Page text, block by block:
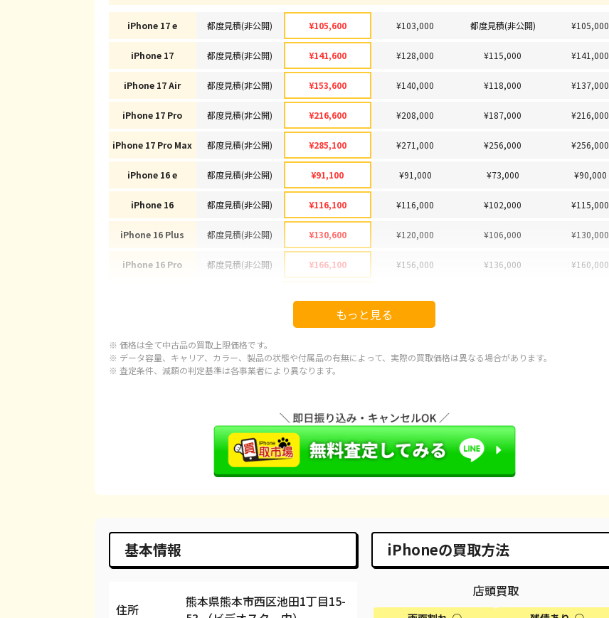
iPhone 17 e
iPhone 17
iPhone 17 Air
iPhone 17 Pro
iPhone 17 Pro Max
iPhone 16 e
iPhone 16
iPhone 16 Plus
iPhone 16 Pro
iPhone 15 Plus
iPhone 14 Pro Max
都度見積(非公開)
都度見積(非公開)
都度見積(非公開)
都度見積(非公開)
都度見積(非公開)
都度見積(非公開)
都度見積(非公開)
都度見積(非公開)
都度見積(非公開)
都度見積(非公開)
都度見積(非公開)
都度見積(非公開)
都度見積(非公開)
¥105,600
¥141,600
¥153,600
¥216,600
¥285,100
¥91,100
¥116,100
¥130,600
¥166,100
¥92,100
¥97,100
¥143,100
¥66,600
¥66,600
¥98,100
¥103,000
¥128,000
¥140,000
¥208,000
¥271,000
¥91,000
¥116,000
¥120,000
¥156,000
¥89,000
¥127,000
¥66,000
¥65,000
¥95,000
都度見積(非公開)
¥115,000
¥118,000
¥187,000
¥256,000
¥73,000
¥102,000
¥106,000
¥136,000
¥79,000
¥61,000
¥57,000
¥93,000
¥44,000
¥105,000
¥141,000
¥137,000
¥216,000
¥256,000
¥90,000
¥115,000
¥130,000
¥160,000
¥95,000
もっと見る
※ 価格は全て中古品の買取上限価格です。
※ データ容量、キャリア、カラー、製品の状態や付属品の有無によって、実際の買取価格は異なる場合があります。
※ 査定条件、減額の判定基準は各事業者により異なります。
基本情報
住所
熊本県熊本市西区池田1丁目15-
iPhoneの買取方法
店頭買取